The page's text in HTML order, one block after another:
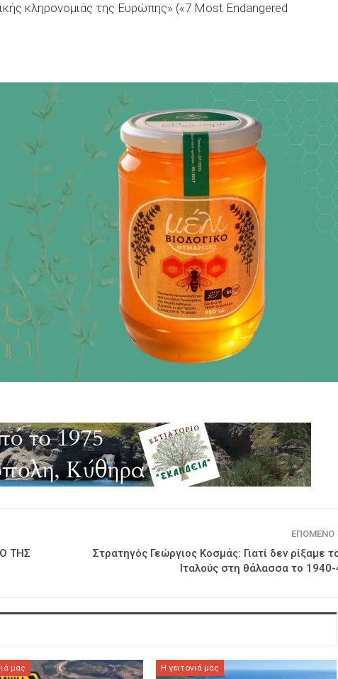
κληρονομιάς της Ευρώπης» («7 Most Endangered
ΤΗΣ
ΕΠΌΜΕΝΟ
Στρατηγός Γεώργιος Κοσμάς: Γιατί δεν ρίξαμε
Ιταλούς στη θάλασσα το 1940-
μας Η γειτονιά μας